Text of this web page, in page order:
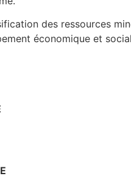
des ressources
économique et